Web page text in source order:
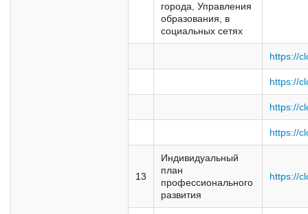
города, Управления
образования, в
социальных сетях
https://
https://
https://
https://
13
Индивидуальный
план
профессионального
развития
https://